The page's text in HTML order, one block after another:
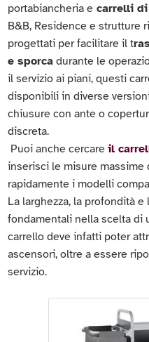
portabiancheria e carrelli
B&B, Residence e strutture
progettati per facilitare il t
e sporca durante le
il servizio ai piani, questi
disponibili in diverse
chiusure con ante o
discreta.
Puoi anche cercareil
inserisci le misure
rapidamente i modelli
La larghezza, la profondità
fondamentali nella scelta di
carrello deve infatti poter
ascensori, oltre a essere
servizio.